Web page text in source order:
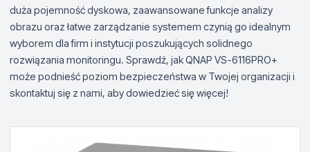
duża pojemność dyskowa, zaawansowane funkcje analizy
obrazu oraz łatwe zarządzanie systemem czynią go idealnym
wyborem dla firm i instytucji poszukujących solidnego
rozwiązania monitoringu. Sprawdź, jak QNAP VS-6116PRO+
może podnieść poziom bezpieczeństwa w Twojej organizacji i
skontaktuj się z nami, aby dowiedzieć się więcej!